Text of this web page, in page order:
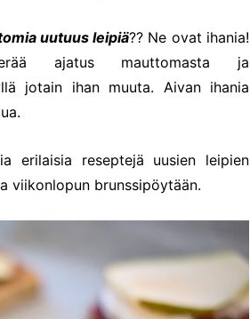
uutuus leipiä?? Ne ovat ihania!
ajatus mauttomasta ja
jotain ihan muuta. Aivan ihania
erilaisia reseptejä uusien leipien
viikonlopun brunssipöytään.